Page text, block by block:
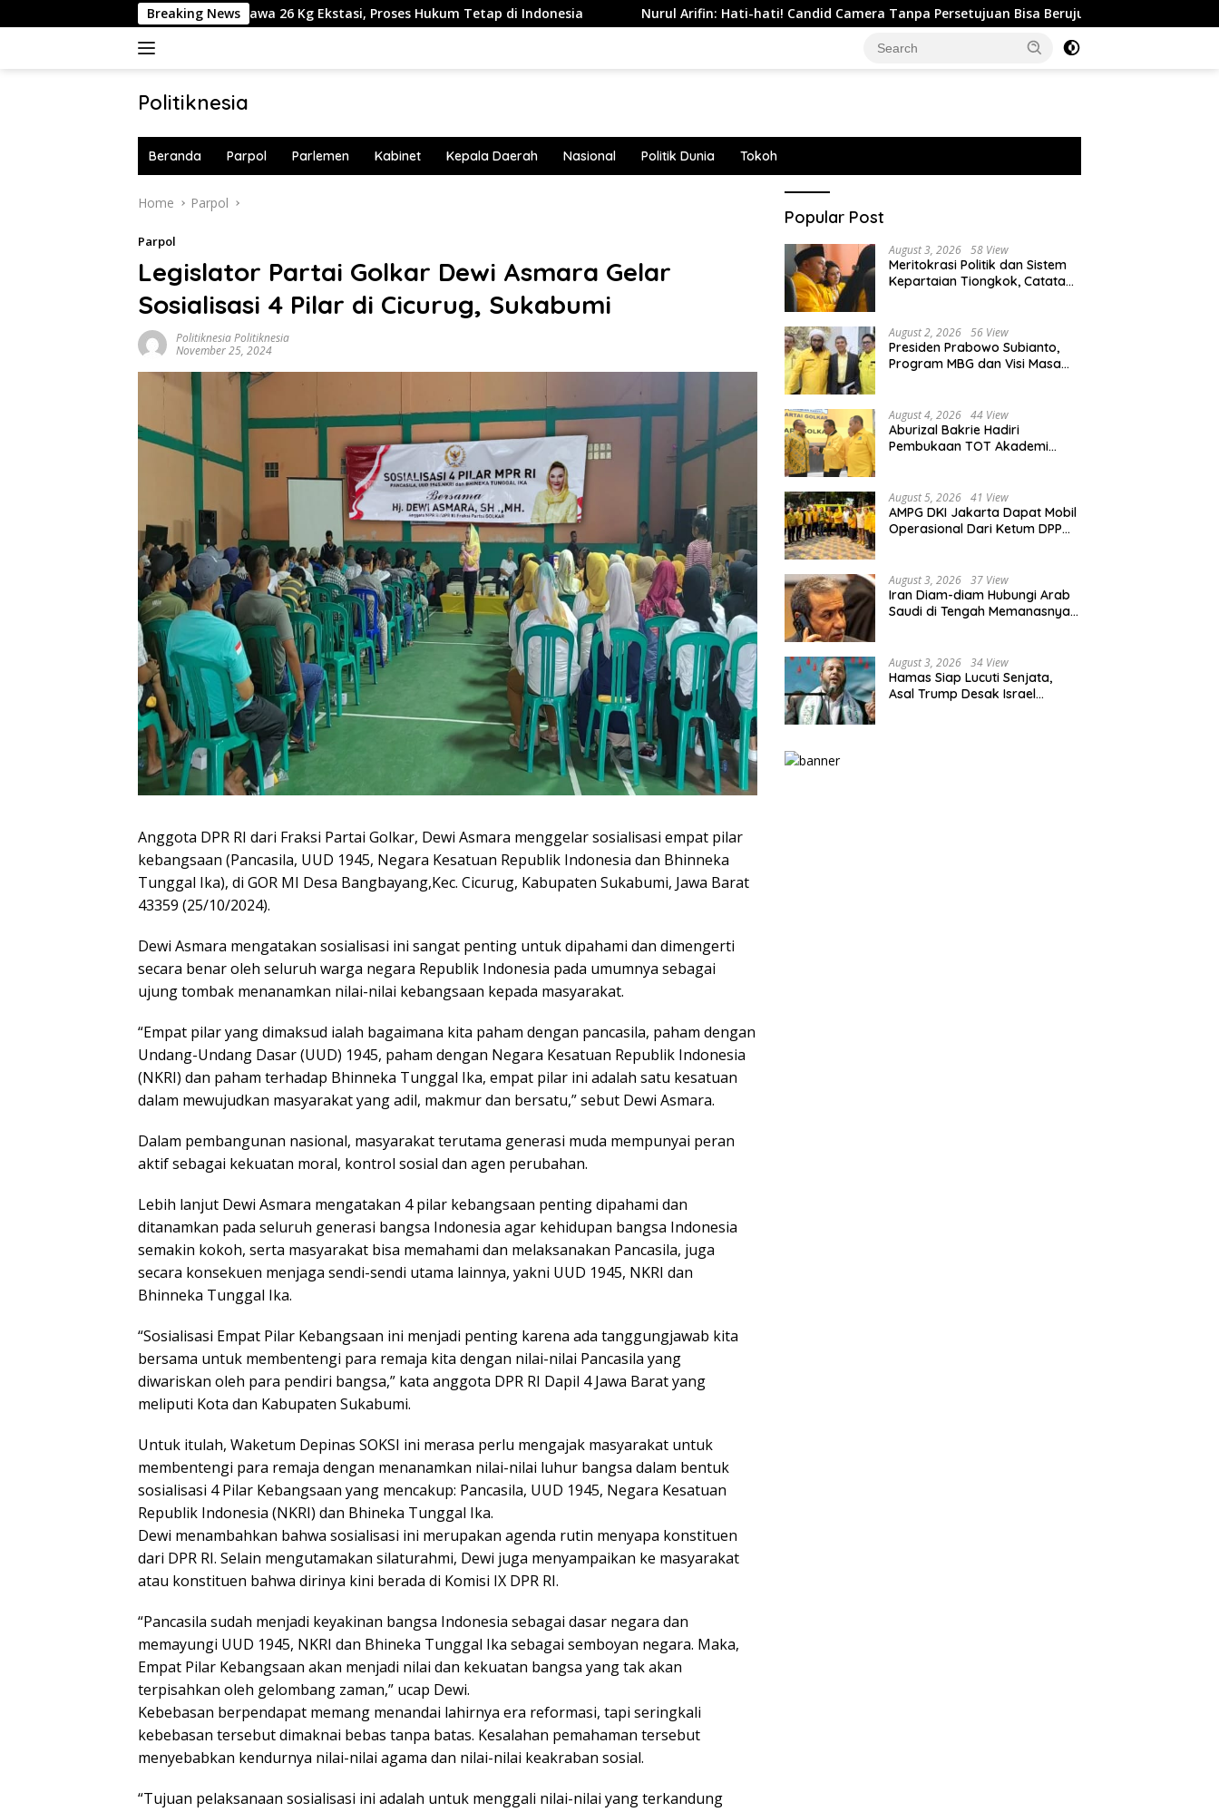
to
Breaking News
Pilot MAS Pembawa 26 Kg Ekstasi, Proses Hukum Tetap di Indonesia Nurul Arifin: Hati-hati! Candid Camera Tanpa Persetujuan Bisa Berujung Pelanggaran Privasi
Politiknesia
Beranda Parpol Parlemen Kabinet Kepala Daerah Nasional Politik Dunia Tokoh
Home Parpol
Parpol
Legislator Partai Golkar Dewi Asmara Gelar
Sosialisasi 4 Pilar di Cicurug, Sukabumi
Politiknesia Politiknesia
November 25, 2024
Anggota DPR RI dari Fraksi Partai Golkar, Dewi Asmara menggelar sosialisasi empat pilar
kebangsaan (Pancasila, UUD 1945, Negara Kesatuan Republik Indonesia dan Bhinneka
Tunggal Ika), di GOR MI Desa Bangbayang,Kec. Cicurug, Kabupaten Sukabumi, Jawa Barat
43359 (25/10/2024).
Dewi Asmara mengatakan sosialisasi ini sangat penting untuk dipahami dan dimengerti
secara benar oleh seluruh warga negara Republik Indonesia pada umumnya sebagai
ujung tombak menanamkan nilai-nilai kebangsaan kepada masyarakat.
“Empat pilar yang dimaksud ialah bagaimana kita paham dengan pancasila, paham dengan
Undang-Undang Dasar (UUD) 1945, paham dengan Negara Kesatuan Republik Indonesia
(NKRI) dan paham terhadap Bhinneka Tunggal Ika, empat pilar ini adalah satu kesatuan
dalam mewujudkan masyarakat yang adil, makmur dan bersatu,” sebut Dewi Asmara.
Dalam pembangunan nasional, masyarakat terutama generasi muda mempunyai peran
aktif sebagai kekuatan moral, kontrol sosial dan agen perubahan.
Lebih lanjut Dewi Asmara mengatakan 4 pilar kebangsaan penting dipahami dan
ditanamkan pada seluruh generasi bangsa Indonesia agar kehidupan bangsa Indonesia
semakin kokoh, serta masyarakat bisa memahami dan melaksanakan Pancasila, juga
secara konsekuen menjaga sendi-sendi utama lainnya, yakni UUD 1945, NKRI dan
Bhinneka Tunggal Ika.
“Sosialisasi Empat Pilar Kebangsaan ini menjadi penting karena ada tanggungjawab kita
bersama untuk membentengi para remaja kita dengan nilai-nilai Pancasila yang
diwariskan oleh para pendiri bangsa,” kata anggota DPR RI Dapil 4 Jawa Barat yang
meliputi Kota dan Kabupaten Sukabumi.
Untuk itulah, Waketum Depinas SOKSI ini merasa perlu mengajak masyarakat untuk
membentengi para remaja dengan menanamkan nilai-nilai luhur bangsa dalam bentuk
sosialisasi 4 Pilar Kebangsaan yang mencakup: Pancasila, UUD 1945, Negara Kesatuan
Republik Indonesia (NKRI) dan Bhineka Tunggal Ika.
Dewi menambahkan bahwa sosialisasi ini merupakan agenda rutin menyapa konstituen
dari DPR RI. Selain mengutamakan silaturahmi, Dewi juga menyampaikan ke masyarakat
atau konstituen bahwa dirinya kini berada di Komisi IX DPR RI.
“Pancasila sudah menjadi keyakinan bangsa Indonesia sebagai dasar negara dan
memayungi UUD 1945, NKRI dan Bhineka Tunggal Ika sebagai semboyan negara. Maka,
Empat Pilar Kebangsaan akan menjadi nilai dan kekuatan bangsa yang tak akan
terpisahkan oleh gelombang zaman,” ucap Dewi.
Kebebasan berpendapat memang menandai lahirnya era reformasi, tapi seringkali
kebebasan tersebut dimaknai bebas tanpa batas. Kesalahan pemahaman tersebut
menyebabkan kendurnya nilai-nilai agama dan nilai-nilai keakraban sosial.
“Tujuan pelaksanaan sosialisasi ini adalah untuk menggali nilai-nilai yang terkandung
Popular Post
August 3, 2026 58 View
Meritokrasi Politik dan Sistem
Kepartaian Tiongkok, Catatan
August 2, 2026 56 View
Presiden Prabowo Subianto,
Program MBG dan Visi Masa
August 4, 2026 44 View
Aburizal Bakrie Hadiri
Pembukaan TOT Akademi
Berkualitas
August 5, 2026 41 View
AMPG DKI Jakarta Dapat Mobil
Operasional Dari Ketum DPP
August 3, 2026 37 View
Iran Diam-diam Hubungi Arab
Saudi di Tengah Memanasnya
August 3, 2026 34 View
Hamas Siap Lucuti Senjata,
Asal Trump Desak Israel